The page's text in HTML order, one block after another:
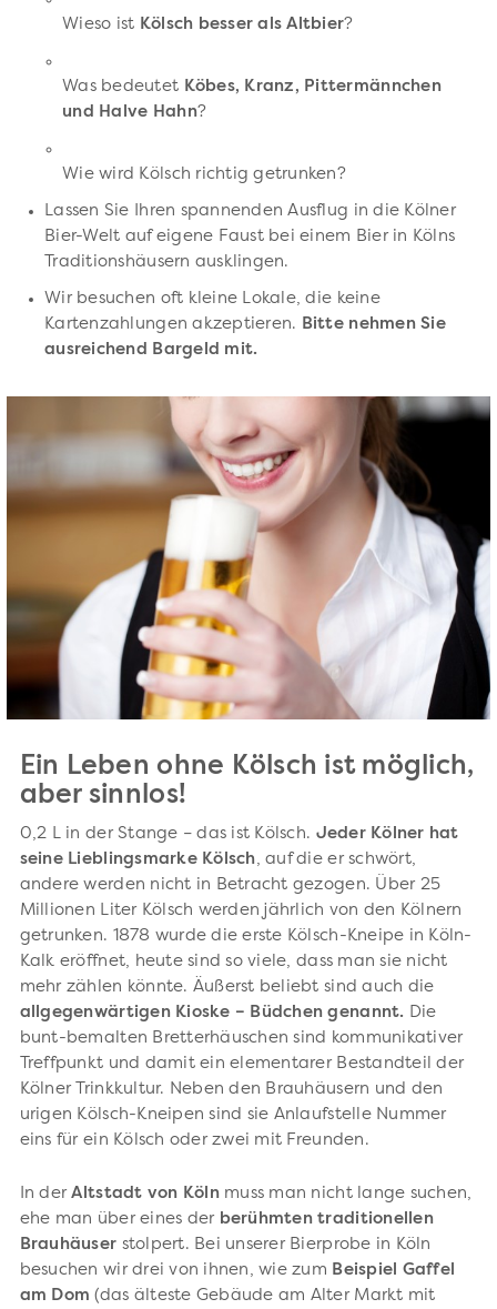
Wieso ist Kölsch besser als Altbier?
Was bedeutet Köbes, Kranz, Pittermännchen
und Halve Hahn?
Wie wird Kölsch richtig getrunken?
Lassen Sie Ihren spannenden Ausflug in die Kölner
Bier-Welt auf eigene Faust bei einem Bier in Kölns
Traditionshäusern ausklingen.
Wir besuchen oft kleine Lokale, die keine
Kartenzahlungen akzeptieren. Bitte nehmen Sie
ausreichend Bargeld mit.
Ein Leben ohne Kölsch ist möglich,
aber sinnlos!
0,2 L in der Stange – das ist Kölsch. Jeder Kölner hat
seine Lieblingsmarke Kölsch, auf die er schwört,
andere werden nicht in Betracht gezogen. Über 25
Millionen Liter Kölsch werden jährlich von den Kölnern
getrunken. 1878 wurde die erste Kölsch-Kneipe in Köln-
Kalk eröffnet, heute sind so viele, dass man sie nicht
mehr zählen könnte. Äußerst beliebt sind auch die
allgegenwärtigen Kioske – Büdchen genannt. Die
bunt-bemalten Bretterhäuschen sind kommunikativer
Treffpunkt und damit ein elementarer Bestandteil der
Kölner Trinkkultur. Neben den Brauhäusern und den
urigen Kölsch-Kneipen sind sie Anlaufstelle Nummer
eins für ein Kölsch oder zwei mit Freunden.
In derAltstadt von Kölnmuss man nicht lange suchen,
ehe man über eines der berühmten traditionellen
Brauhäuser stolpert. Bei unserer Bierprobe in Köln
besuchen wir drei von ihnen, wie zum Beispiel Gaffel
am Dom (das älteste Gebäude am Alter Markt mit